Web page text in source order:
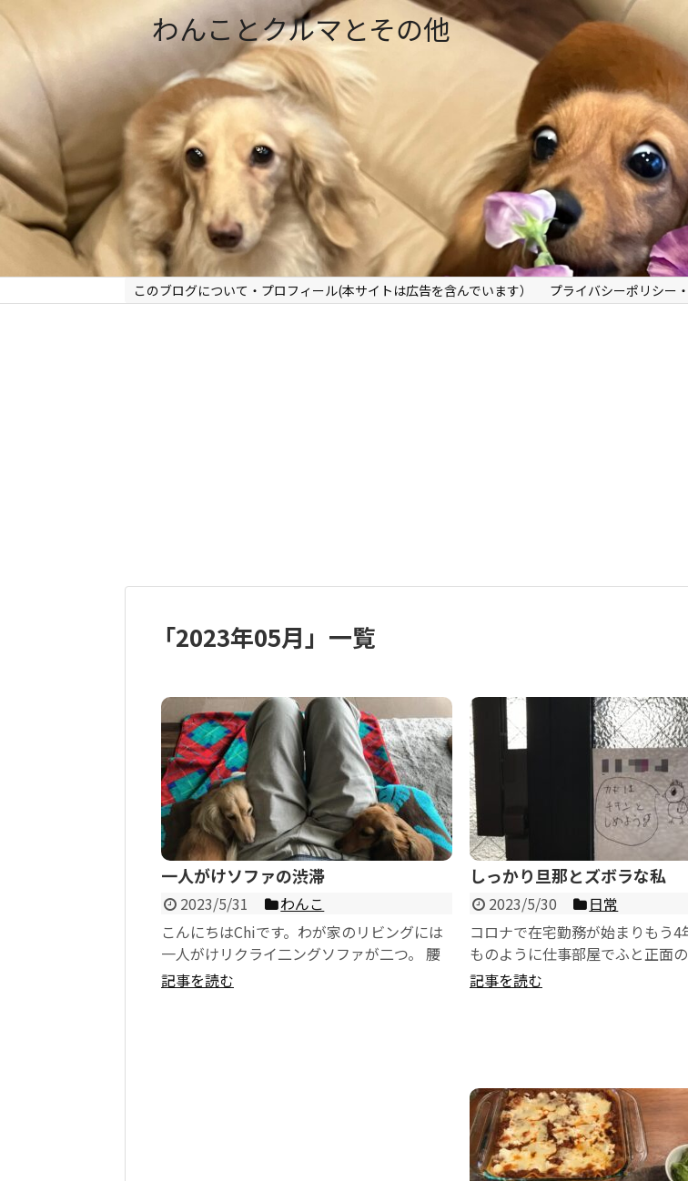
わんことクルマとその他
このブログについて・プロフィール(本サイトは広告を含んでいます） プライバシーポリシー
「2023年05月 」 一覧
一人がけソファの渋滞
2023/5/31
わんこ
こんにちはChiです。わが家のリビングには
一人がけリクライ二ングソファが二つ。 腰
掛けた途端に、リリーとエマの陣地取り合い
記事を読む
しっかり旦那とズボラな私
2023/5/30
日常
コロナで在宅勤務が始まりもう4
ものように仕事部屋でふと正面
笑。 普段から言われていることで
記事を読む